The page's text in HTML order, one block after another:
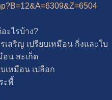
ไรบ้าง?
ญ เปรียบเหมือน กิ่งและใบ
สะเก็ด
มือน เปลือก
พี้